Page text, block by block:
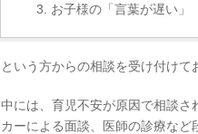
お子様の「言葉が遅い」
という方からの相談を受け付けて
中には、育児不安が原因で相談
カーによる面談、医師の診療など